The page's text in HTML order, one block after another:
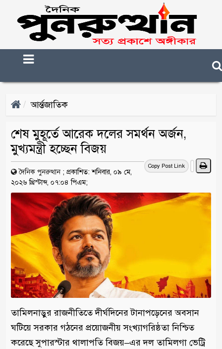
আর্ন্তজাতিক
শেষ মুহূর্তে আরেক দলের সমর্থন অর্জন,
মুখ্যমন্ত্রী হচ্ছেন বিজয়
Copy Post Link
দৈনিক পুনরুত্থান ; প্রকাশিত: শনিবার, ০৯ মে,
২০২৬ খ্রিস্টাব্দ, ০৭:০৪ পিএম;
তামিলনাড়ুর রাজনীতিতে দীর্ঘদিনের টানাপড়েনের অবসান
ঘটিয়ে সরকার গঠনের প্রয়োজনীয় সংখ্যাগরিষ্ঠতা নিশ্চিত
করেছে সুপারস্টার থালাপতি বিজয়–এর দল তামিলগা ভেট্রি